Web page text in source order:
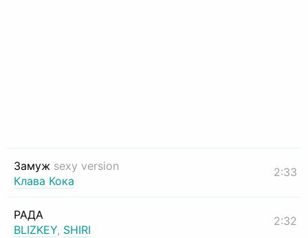
Замуж sexy version
Клава Кока
2:33
РАДА
BLIZKEY, SHIRI
2:32